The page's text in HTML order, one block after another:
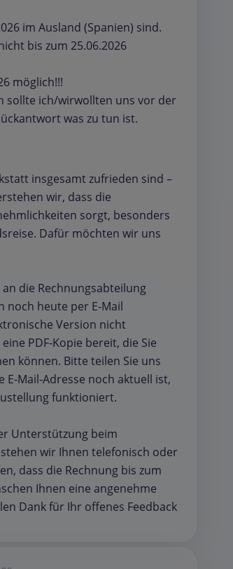
im Ausland (Spanien) sind.
bis zum 25.06.2026
möglich!!!
sollte ich/wirwollten uns vor der
was zu tun ist.
insgesamt zufrieden sind –
wir, dass die
sorgt, besonders
Dafür möchten wir uns
die Rechnungsabteilung
heute per E‑Mail
Version nicht
PDF‑Kopie bereit, die Sie
können. Bitte teilen Sie uns
noch aktuell ist,
funktioniert.
Unterstützung beim
wir Ihnen telefonisch oder
dass die Rechnung bis zum
Ihnen eine angenehme
Dank für Ihr offenes Feedback